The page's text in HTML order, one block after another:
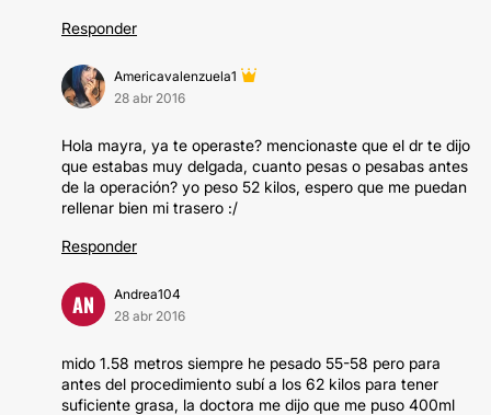
Responder
Americavalenzuela1
28 abr 2016
Hola mayra, ya te operaste? mencionaste que el dr te dijo
que estabas muy delgada, cuanto pesas o pesabas antes
de la operación? yo peso 52 kilos, espero que me puedan
rellenar bien mi trasero :/
Responder
AN
Andrea104
28 abr 2016
mido 1.58 metros siempre he pesado 55-58 pero para
antes del procedimiento subí a los 62 kilos para tener
suficiente grasa, la doctora me dijo que me puso 400ml